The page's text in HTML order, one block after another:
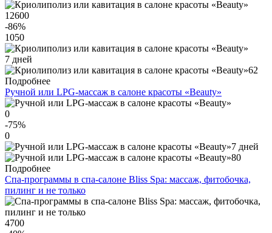
12600
-86%
1050
7 дней
62
Подробнее
Ручной или LPG-массаж в салоне красоты «Beauty»
0
-75%
0
7 дней
80
Подробнее
Спа-программы в спа-салоне Bliss Spa: массаж, фитобочка,
пилинг и не только
4700